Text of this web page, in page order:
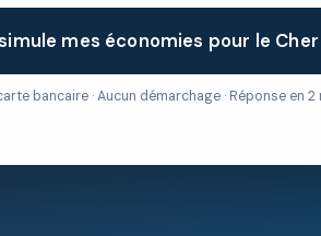
mes économies pour le
bancaire · Aucun démarchage · Réponse en 2